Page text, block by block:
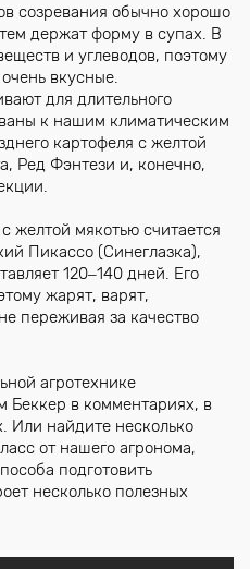
созревания обычно хорошо
держат форму в супах. В
и углеводов, поэтому
вкусные.
для длительного
к нашим климатическим
картофеля с желтой
Ред Фэнтези и, конечно,
желтой мякотью считается
Пикассо (Синеглазка),
120‒140 дней. Его
жарят, варят,
переживая за качество
агротехнике
Беккер в комментариях, в
Или найдите несколько
от нашего агронома,
подготовить
несколько полезных